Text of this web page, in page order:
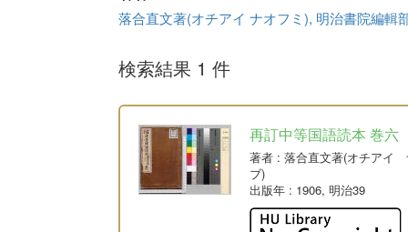
落合直文著(オチアイ ナオフミ), 明治書院編
検索結果 1 件
再訂中等国語読本 巻六
著者 : 落合直文著(オチアイ
ブ)
出版年 : 1906, 明治39